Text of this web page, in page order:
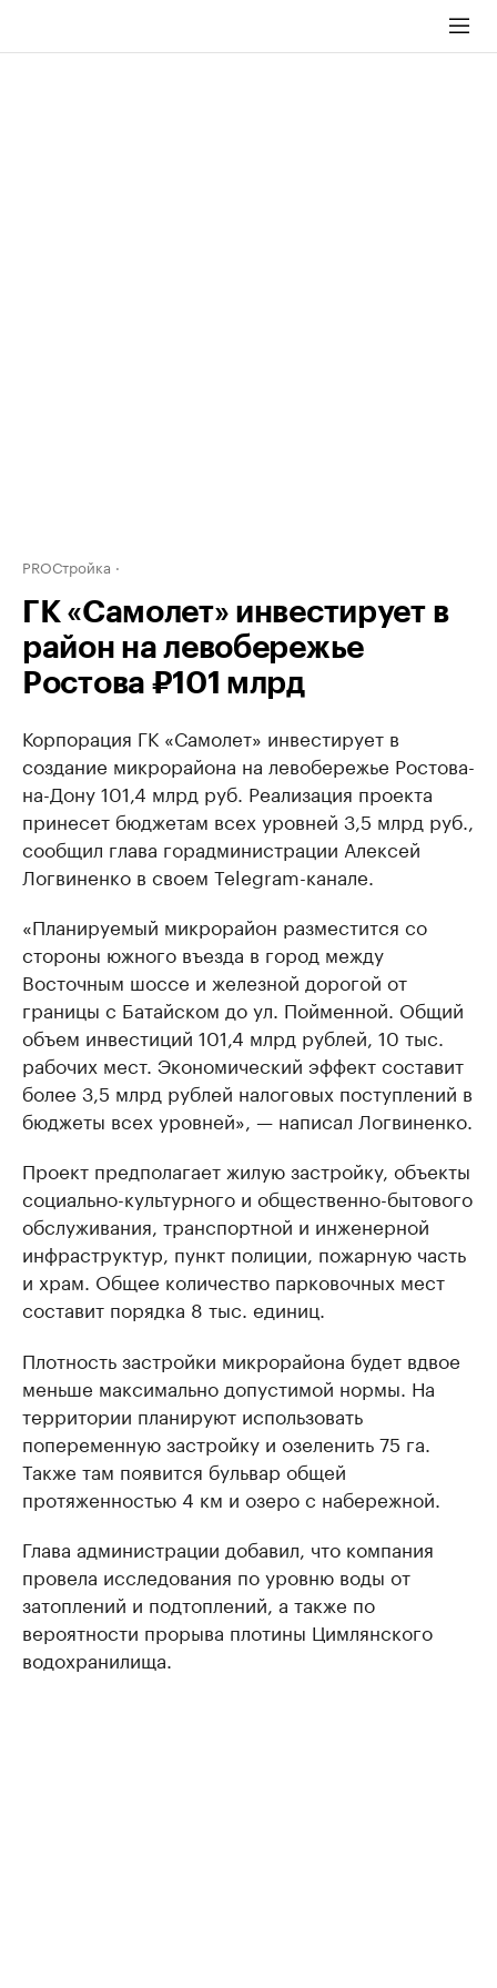
PROСтройка
ГК «Самолет» инвестирует в
район на левобережье
Ростова ₽101 млрд
Корпорация ГК «Самолет» инвестирует в
создание микрорайона на левобережье Ростова-
на-Дону 101,4 млрд руб. Реализация проекта
принесет бюджетам всех уровней 3,5 млрд руб.,
сообщил глава горадминистрации Алексей
Логвиненко в своем Telegram-канале.
«Планируемый микрорайон разместится со
стороны южного въезда в город между
Восточным шоссе и железной дорогой от
границы с Батайском до ул. Пойменной. Общий
объем инвестиций 101,4 млрд рублей, 10 тыс.
рабочих мест. Экономический эффект составит
более 3,5 млрд рублей налоговых поступлений в
бюджеты всех уровней», — написал Логвиненко.
Проект предполагает жилую застройку, объекты
социально-культурного и общественно-бытового
обслуживания, транспортной и инженерной
инфраструктур, пункт полиции, пожарную часть
и храм. Общее количество парковочных мест
составит порядка 8 тыс. единиц.
Плотность застройки микрорайона будет вдвое
меньше максимально допустимой нормы. На
территории планируют использовать
попеременную застройку и озеленить 75 га.
Также там появится бульвар общей
протяженностью 4 км и озеро с набережной.
Глава администрации добавил, что компания
провела исследования по уровню воды от
затоплений и подтоплений, а также по
вероятности прорыва плотины Цимлянского
водохранилища.